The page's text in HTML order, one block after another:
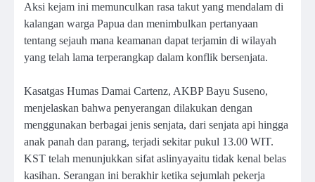
Aksi kejam ini memunculkan rasa takut yang mendalam di
kalangan warga Papua dan menimbulkan pertanyaan
tentang sejauh mana keamanan dapat terjamin di wilayah
yang telah lama terperangkap dalam konflik bersenjata.
Kasatgas Humas Damai Cartenz, AKBP Bayu Suseno,
menjelaskan bahwa penyerangan dilakukan dengan
menggunakan berbagai jenis senjata, dari senjata api hingga
anak panah dan parang, terjadi sekitar pukul 13.00 WIT.
KST telah menunjukkan sifat aslinyayaitu tidak kenal belas
kasihan. Serangan ini berakhir ketika sejumlah pekerja